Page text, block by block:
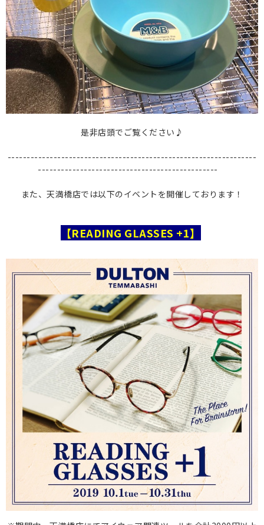
是非店頭でご覧ください♪
-----------------------------------------------------------------
-----------------------------------------------
また、天満橋店では以下のイベントを開催しております！
【READING GLASSES +1】